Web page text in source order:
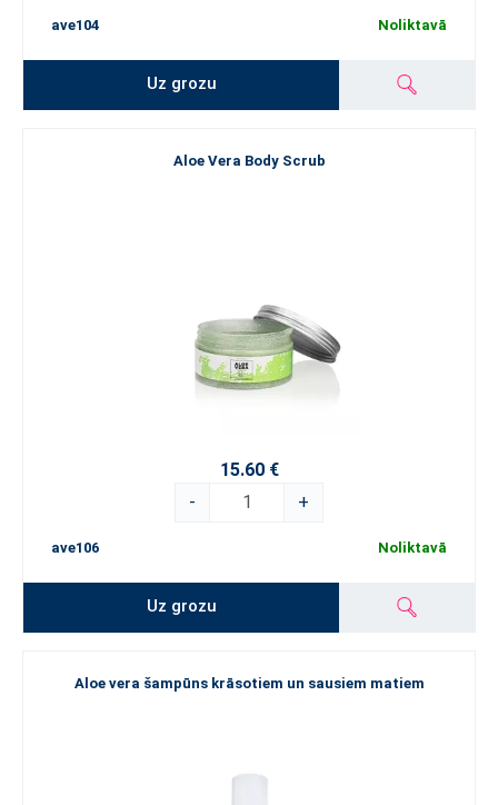
ave104 Noliktavā
Uz grozu
Aloe Vera Body Scrub
15.60 €
-
+
ave106 Noliktavā
Uz grozu
Aloe vera šampūns krāsotiem un sausiem matiem